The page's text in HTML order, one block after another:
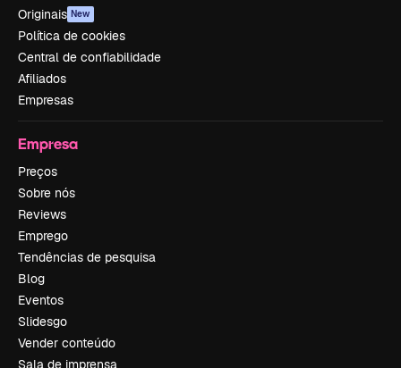
Originais New
Política de cookies
Central de confiabilidade
Afiliados
Empresas
Empresa
Preços
Sobre nós
Reviews
Emprego
Tendências de pesquisa
Blog
Eventos
Slidesgo
Vender conteúdo
Sala de imprensa